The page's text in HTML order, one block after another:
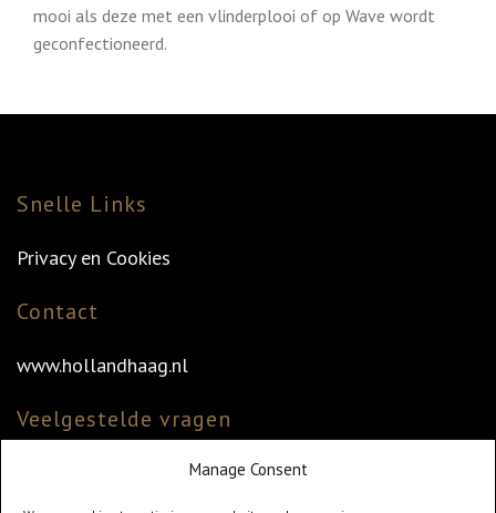
Manage Consent
mooi als deze met een vlinderplooi of op Wave wordt
geconfectioneerd.
Snelle Links
Privacy en Cookies
Contact
www.hollandhaag.nl
Veelgestelde vragen
Veelgestelde vragen